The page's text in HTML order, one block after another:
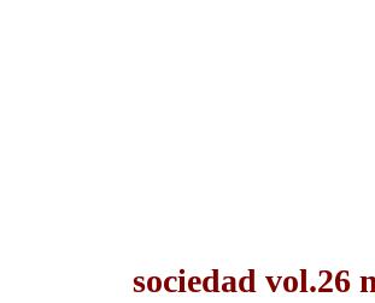
sociedad vol.26